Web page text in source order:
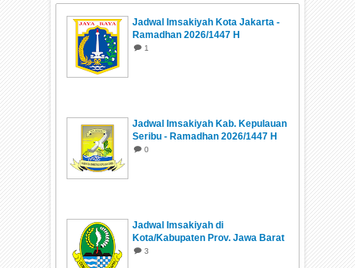
Jadwal Imsakiyah Kota Jakarta -
Ramadhan 2026/1447 H
1
Jadwal Imsakiyah Kab. Kepulauan
Seribu - Ramadhan 2026/1447 H
0
Jadwal Imsakiyah di
Kota/Kabupaten Prov. Jawa Barat
Ramadhan 1447 H/2026
3